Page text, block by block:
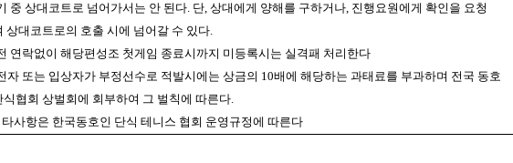
중 상대코트로 넘어가서는 안 된다. 단, 상대에게 양해를 구하거나, 진행요원에게 확인을 요청
상대코트로의 호출 시에 넘어갈 수 있다.
연락없이 해당편성조 첫게임 종료시까지 미등록시는 실격패 처리한다
자 또는 입상자가 부정선수로 적발시에는 상금의 10배에 해당하는 과태료를 부과하며 전국 동호
식협회 상벌회에 회부하여 그 벌칙에 따른다.
타사항은 한국동호인 단식 테니스 협회 운영규정에 따른다